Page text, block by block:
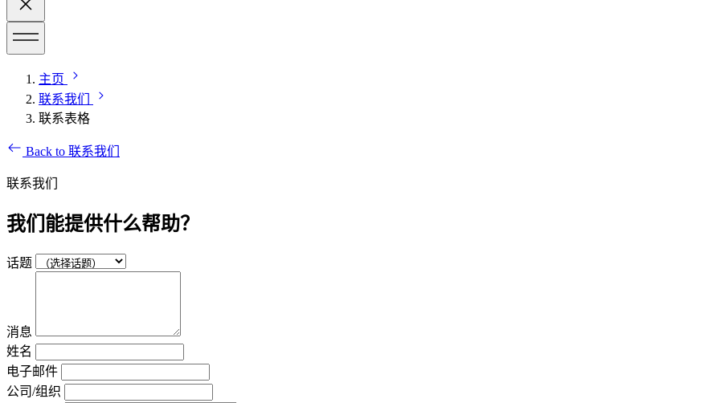
主页
联系我们
联系表格
Back to 联系我们
联系我们
我们能提供什么帮助？
话题
消息
姓名
电子邮件
公司/组织